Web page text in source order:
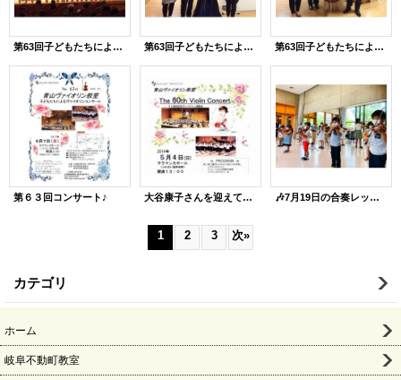
第63回子どもたちによるヴァイオリンコンサート♪３ 第63回子どもたちによるヴァイオリンコンサート♪４ 第63回子どもたちによるヴァイオリンコンサート♪５
第６３回コンサート♪ 大谷康子さんを迎えての第60回♪ 🎶7月19日の合奏レッスン🎶(１)
1 2 3 次»
カテゴリ
ホーム
岐阜不動町教室